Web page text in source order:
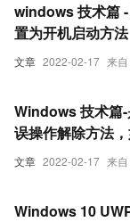
文章 2022-02-17 来
windows 技术篇
置为开机启动方法
文章 2022-02-17 来
Windows 技术篇
误操作解除方法
网络，程序连接网
Windows 10